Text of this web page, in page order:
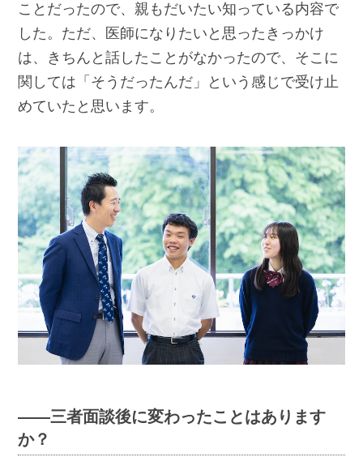
ことだったので、親もだいたい知っている内容で
した。ただ、医師になりたいと思ったきっかけ
は、きちんと話したことがなかったので、そこに
関しては「そうだったんだ」という感じで受け止
めていたと思います。
――三者面談後に変わったことはあります
か？